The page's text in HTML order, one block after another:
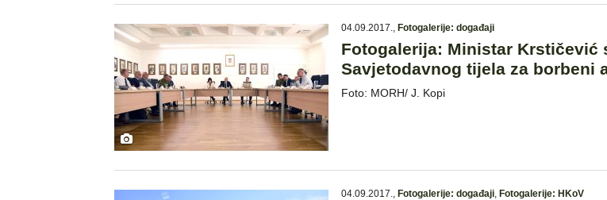
04.09.2017., Fotogalerije: događaji
Fotogalerija: Ministar Krstičević
Savjetodavnog tijela za borbeni
Foto: MORH/ J. Kopi
04.09.2017., Fotogalerije: događaji, Fotogalerije: HKoV